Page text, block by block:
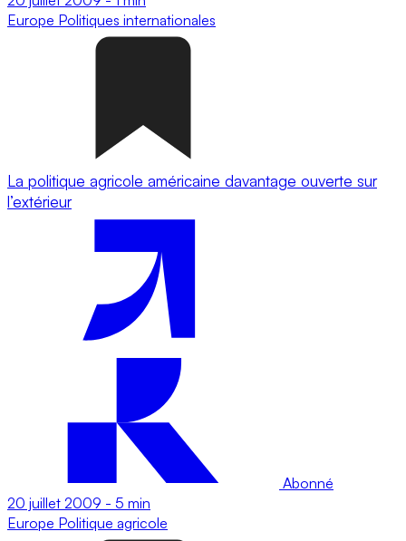
Europe Politiques internationales
La politique agricole américaine davantage ouverte sur
l’extérieur
Abonné
20 juillet 2009 - 5 min
Europe Politique agricole